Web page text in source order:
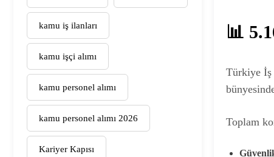
kamu iş ilanları
kamu işçi alımı
kamu personel alımı
kamu personel alımı 2026
Kariyer Kapısı
📊
Türkiye İş
Toplam